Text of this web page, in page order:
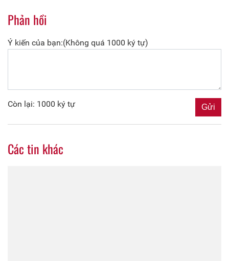
Phản hồi
Ý kiến của bạn:(Không quá 1000 ký tự)
Còn lại: 1000 ký tự
Các tin khác